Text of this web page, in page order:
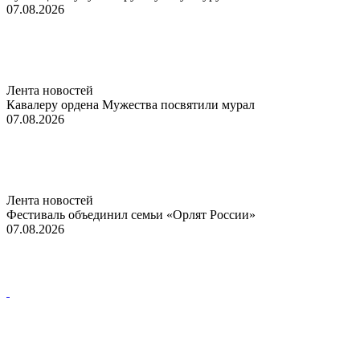
07.08.2026
Лента новостей
Кавалеру ордена Мужества посвятили мурал
07.08.2026
Лента новостей
Фестиваль объединил семьи «Орлят России»
07.08.2026